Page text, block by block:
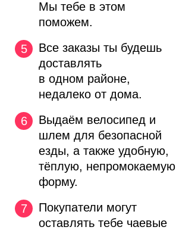
Мы тебе в этом
поможем.
Все заказы ты будешь
доставлять
в одном районе,
недалеко от дома.
Выдаём велосипед и
шлем для безопасной
езды, а также удобную,
тёплую, непромокаемую
форму.
Покупатели могут
оставлять тебе чаевые